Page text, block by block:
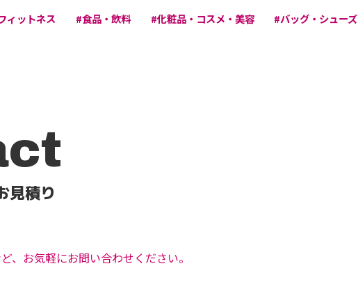
ィットネス
#食品・飲料 #化粧品・コスメ・美容 #バッグ・シューズ
見積り
、お気軽にお問い合わせください。